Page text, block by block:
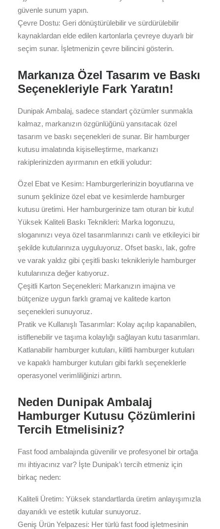
güvenle sunum yapın.
Çevre Dostu: Geri dönüştürülebilir ve sürdürülebilir
kaynaklardan elde edilen kartonlarla çevreye duyarlı bir
seçim sunar. İşletmenizin çevre bilincini gösterin.
Markanıza Özel Tasarım ve Baskı
Seçenekleriyle Fark Yaratın!
Dunipak Ambalaj, sadece standart çözümler sunmakla
kalmaz, markanızın özgünlüğünü yansıtacak özel
tasarım ve baskı seçenekleri de sunar. Bir hamburger
kutusu imalatında kişiselleştirme, markanızı
rakiplerinizden ayırmanın en etkili yoludur:
Özel Ebat ve Kesim: Hamburgerlerinizin boyutlarına ve
sunum şeklinize özel ebat ve kesimlerde hamburger
kutusu üretimi. Her hamburgerinize tam oturan bir kutu!
Yüksek Kaliteli Baskı Teknikleri: Marka logonuzu,
sloganınızı veya özel tasarımlarınızı canlı ve etkileyici bir
şekilde kutularınıza uyguluyoruz. Ofset baskı, lak, gofre
ve varak yaldız gibi çeşitli baskı teknikleriyle hamburger
kutularınıza değer katıyoruz.
Çeşitli Karton Seçenekleri: Markanızın imajına ve
bütçenize uygun farklı gramaj ve kalitede karton
seçenekleri sunuyoruz.
Pratik ve Kullanışlı Tasarımlar: Kolay açılıp kapanabilen,
istiflenebilir ve taşıma kolaylığı sağlayan kutu tasarımları.
Katlanabilir hamburger kutuları, kilitli hamburger kutuları
ve kapaklı hamburger kutuları gibi farklı seçeneklerle
operasyonel verimliliğinizi artırın.
Neden Dunipak Ambalaj
Hamburger Kutusu Çözümlerini
Tercih Etmelisiniz?
Fast food ambalajında güvenilir ve profesyonel bir ortağa
mı ihtiyacınız var? İşte Dunipak’ı tercih etmeniz için
birkaç neden:
Kaliteli Üretim: Yüksek standartlarda üretim anlayışımızla
dayanıklı ve estetik kutular sunuyoruz.
Geniş Ürün Yelpazesi: Her türlü fast food işletmesinin